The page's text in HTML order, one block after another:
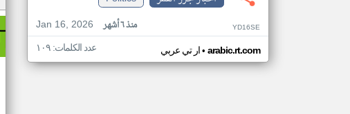
Jan 16, 2026
منذ ٦ أشهر YD16SE
ار تي عربي• arabic.rt.com عدد الكلمات: ١٠٩